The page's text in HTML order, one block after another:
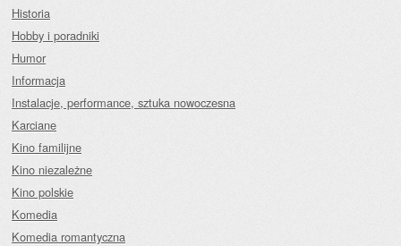
Historia
Hobby i poradniki
Humor
Informacja
Instalacje, performance, sztuka nowoczesna
Karciane
Kino familijne
Kino niezależne
Kino polskie
Komedia
Komedia romantyczna